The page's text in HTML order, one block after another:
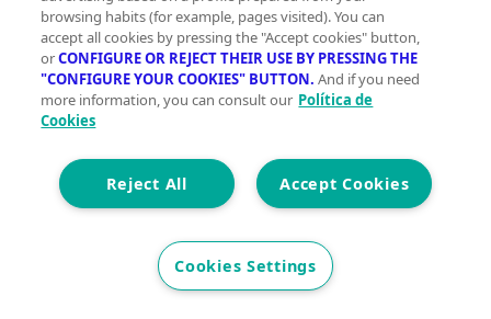
inmueble, mientras perdure la situación, no podrá ser
hipotecado, con lo cual la compra sería al
CONTADO.~Este inmueble ha sido adquirido por el
Vendedor, pero aún no se ha tomado la posesión. El
Adquirente asumirá; la situación física y estado de
conservación; la situación urbanística; las
discrepancias entre la realidad física y la realidad
registral y catastral o en la cabida del Inmueble; la
tramites que conlleven la obtención de la Posesión
Judicial del Inmueble y/o posibles acuerdos
browsing habits (for example, pages visited). You can
accept all cookies by pressing the "Accept cookies" button,
orCONFIGURE OR REJECT THEIR USE BY PRESSING THE
"CONFIGURE YOUR COOKIES" BUTTON. And if you need
more information, you can consult our Política de
Cookies
Accept Cookies
Reject All
Cookies Settings